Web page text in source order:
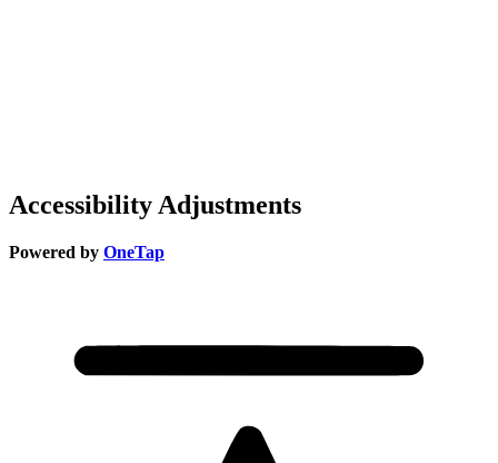
Accessibility Adjustments
Powered by OneTap